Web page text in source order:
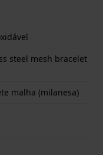
steel mesh bracelet
malha (milanesa)